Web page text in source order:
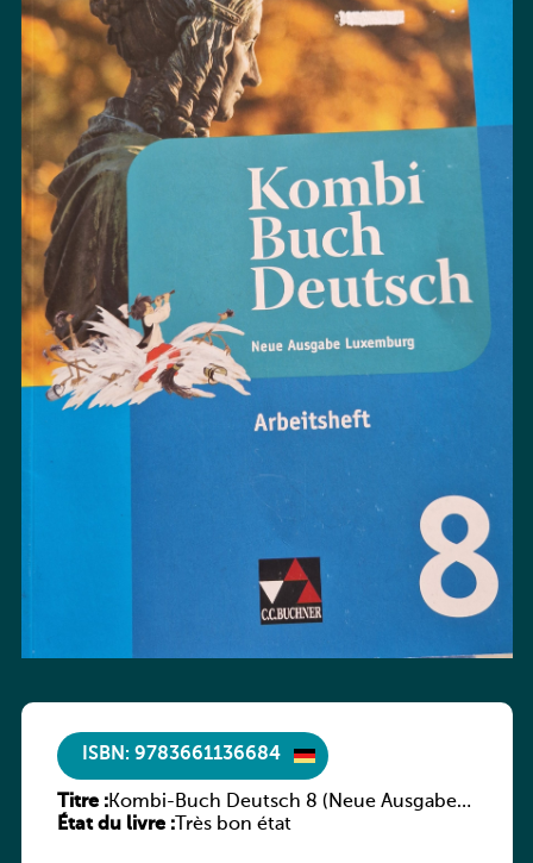
ISBN: 9783661136684
Titre :Kombi-Buch Deutsch 8 (Neue Ausgabe
Luxemburg)
État du livre :Très bon état